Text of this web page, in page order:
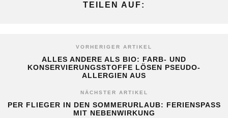
TEILEN AUF:
VORHERIGER ARTIKEL
ALLES ANDERE ALS BIO: FARB- UND
KONSERVIERUNGSSTOFFE LÖSEN PSEUDO-
ALLERGIEN AUS
NÄCHSTER ARTIKEL
PER FLIEGER IN DEN SOMMERURLAUB: FERIENSPASS M
IT NEBENWIRKUNG